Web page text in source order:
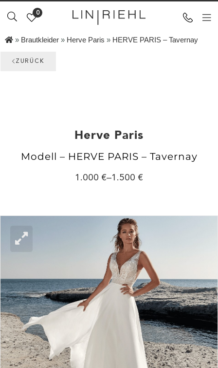
0
» Brautkleider » Herve Paris » HERVE PARIS – Tavernay
ZURÜCK
Herve Paris
Modell – HERVE PARIS – Tavernay
1.000 –1.500